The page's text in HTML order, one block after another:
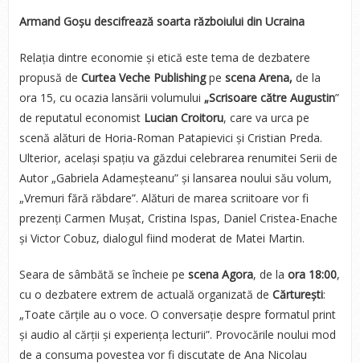
Armand Goșu descifrează soarta războiului din Ucraina
Relația dintre economie și etică este tema de dezbatere
propusă de Curtea Veche Publishingpe scena Arena, de la
ora 15, cu ocazia lansării volumului „Scrisoare către Augustin”
de reputatul economist Lucian Croitoru, care va urca pe
scenă alături de Horia-Roman Patapievici și Cristian Preda.
Ulterior, același spațiu va găzdui celebrarea renumitei Serii de
Autor „Gabriela Adameșteanu” și lansarea noului său volum,
„Vremuri fără răbdare”. Alături de marea scriitoare vor fi
prezenți Carmen Mușat, Cristina Ispas, Daniel Cristea-Enache
și Victor Cobuz, dialogul fiind moderat de Matei Martin.
Seara de sâmbătă se încheie pe scena Agora, de la ora 18:00,
cu o dezbatere extrem de actuală organizată de Cărturești:
„Toate cărțile au o voce. O conversație despre formatul print
și audio al cărții și experiența lecturii”. Provocările noului mod
de a consuma povestea vor fi discutate de Ana Nicolau